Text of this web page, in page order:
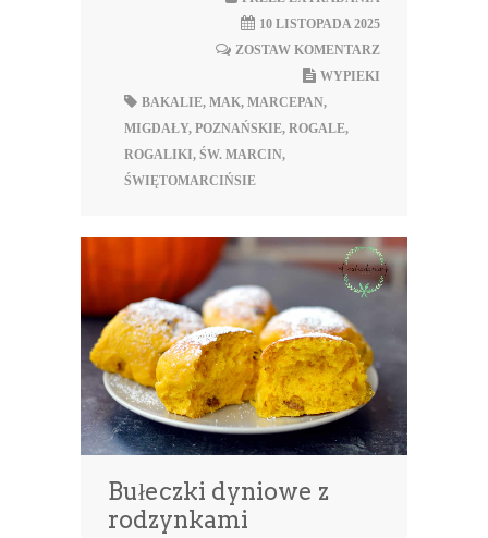
10 LISTOPADA 2025
ZOSTAW KOMENTARZ
WYPIEKI
BAKALIE, MAK, MARCEPAN,
MIGDAŁY, POZNAŃSKIE, ROGALE,
ROGALIKI, ŚW. MARCIN,
ŚWIĘTOMARCIŃSIE
Bułeczki dyniowe z
rodzynkami